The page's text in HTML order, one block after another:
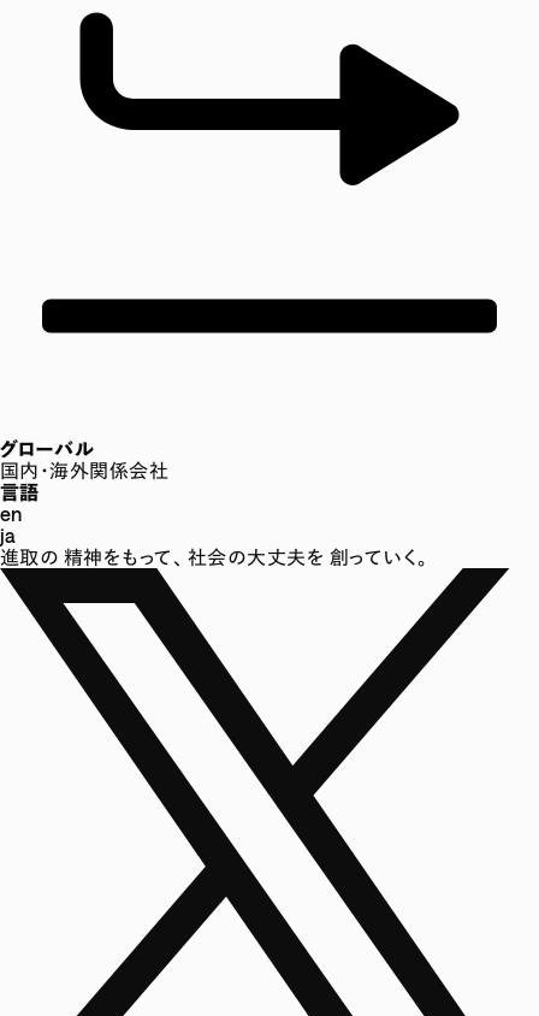
グローバル
国内・海外関係会社
言語
en
ja
進取の 精神をもって、 社会の大丈夫を 創っていく。